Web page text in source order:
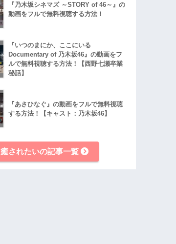
『乃木坂シネマズ ～STORY of 46～』の
動画をフルで無料視聴する方法！
『いつのまにか、ここにいる
Documentary of 乃木坂46』の動画をフ
ルで無料視聴する方法！【西野七瀬卒業
秘話】
『あさひなぐ』の動画をフルで無料視聴
する方法！【キャスト：乃木坂46】
癒されたいの記事一覧